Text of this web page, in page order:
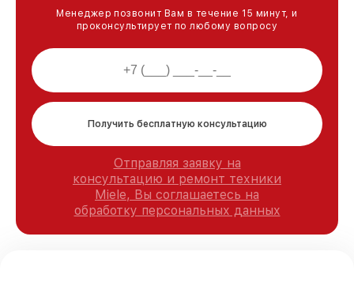
Менеджер позвонит Вам в течение 15 минут, и
проконсультирует по любому вопросу
Получить бесплатную консультацию
Отправляя заявку на
консультацию и ремонт техники
Miele, Вы соглашаетесь на
обработку персональных данных